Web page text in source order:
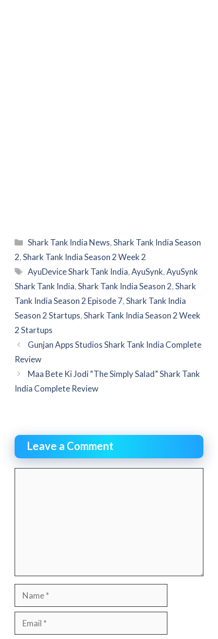
Categories
Shark Tank India News,Shark Tank India Season
2,Shark Tank India Season 2 Week 2
Tags
AyuDevice Shark Tank India,AyuSynk,AyuSynk
Shark Tank India,Shark Tank India Season 2,Shark
Tank India Season 2 Episode 7,Shark Tank India
Season 2 Startups,Shark Tank India Season 2 Week
2 Startups
Gunjan Apps Studios Shark Tank India Complete
Review
Maa Bete Ki Jodi “The Simply Salad” Shark Tank
India Complete Review
Leave a Comment